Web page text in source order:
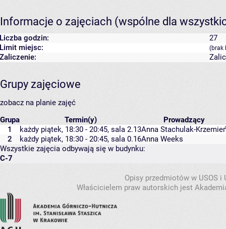
Informacje o zajęciach (wspólne dla
Liczba godzin:
27
Limit miejsc:
(brak
Zaliczenie:
Grupy zajęciowe
zobacz na planie zajęć
Grupa
Termin(y)
Prowadzący
1
każdy piątek, 18:30 - 20:45, sala 2.13Anna Stachulak-
2
każdy piątek, 18:30 - 20:45, sala 0.16Anna Weeks
Wszystkie zajęcia odbywają się w budynku:
C-7
Opisy przedmiotów w USOS
Właścicielem praw autorskich jest